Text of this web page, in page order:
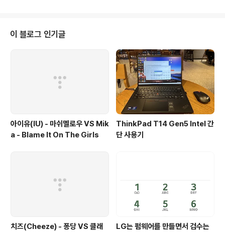
이 블로그 인기글
아이유(IU) - 마쉬멜로우 VS Mik
a - Blame It On The Girls
ThinkPad T14 Gen5 Intel 간
단 사용기
치즈(Cheeze) - 퐁당 VS 클래
LG는 펌웨어를 만들면서 검수는